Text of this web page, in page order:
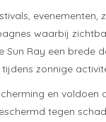
evenementen,
waarbij
Ray een brede
zonnige
en voldoen
tegen